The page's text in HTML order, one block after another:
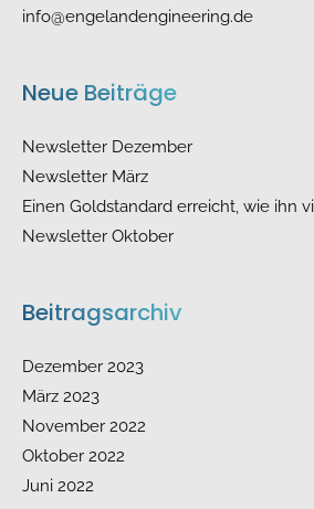
info@engelandengineering.de
Neue Beiträge
Newsletter Dezember
Newsletter März
Einen Goldstandard erreicht, wie ihn
Newsletter Oktober
Beitragsarchiv
Dezember 2023
März 2023
November 2022
Oktober 2022
Juni 2022